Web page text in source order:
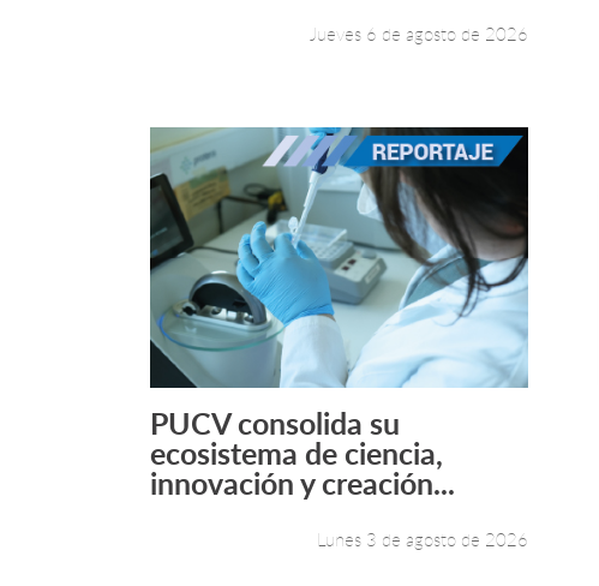
Jueves 6 de agosto de 2026
Leer más +
PUCV consolida su
ecosistema de ciencia,
innovación y creación...
Lunes 3 de agosto de 2026